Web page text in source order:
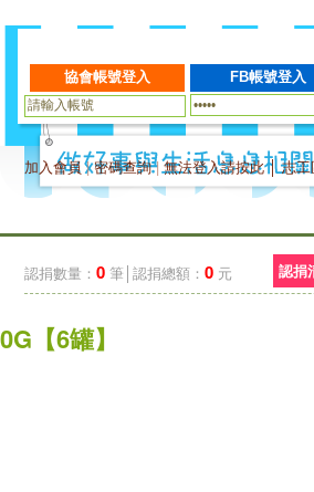
加入會員|密碼查詢|無法登入請按此│志
認捐數量： 0 筆│認捐總額： 0 元 認捐
【6罐】